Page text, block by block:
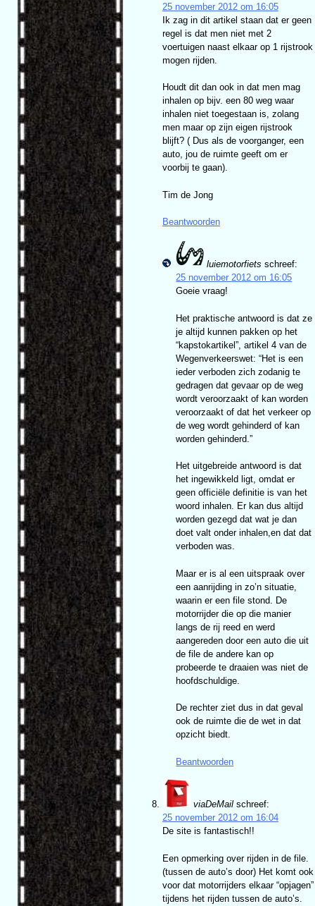
25 november 2012 om 16:05
Ik zag in dit artikel staan dat er geen
regel is dat men niet met 2
voertuigen naast elkaar op 1 rijstrook
mogen rijden.
Houdt dit dan ook in dat men mag
inhalen op bijv. een 80 weg waar
inhalen niet toegestaan is, zolang
men maar op zijn eigen rijstrook
blijft? ( Dus als de voorganger, een
auto, jou de ruimte geeft om er
voorbij te gaan).
Tim de Jong
Beantwoorden
luiemotorfiets schreef:
25 november 2012 om 16:05
Goeie vraag!
Het praktische antwoord is dat ze
je altijd kunnen pakken op het
“kapstokartikel”, artikel 4 van de
Wegenverkeerswet: “Het is een
ieder verboden zich zodanig te
gedragen dat gevaar op de weg
wordt veroorzaakt of kan worden
veroorzaakt of dat het verkeer op
de weg wordt gehinderd of kan
worden gehinderd.”
Het uitgebreide antwoord is dat
het ingewikkeld ligt, omdat er
geen officiële definitie is van het
woord inhalen. Er kan dus altijd
worden gezegd dat wat je dan
doet valt onder inhalen,en dat dat
verboden was.
Maar er is al een uitspraak over
een aanrijding in zo’n situatie,
waarin er een file stond. De
motorrijder die op die manier
langs de rij reed en werd
aangereden door een auto die uit
de file de andere kan op
probeerde te draaien was niet de
hoofdschuldige.
De rechter ziet dus in dat geval
ook de ruimte die de wet in dat
opzicht biedt.
Beantwoorden
viaDeMail schreef:
25 november 2012 om 16:04
De site is fantastisch!!
Een opmerking over rijden in de file.
(tussen de auto’s door) Het komt ook
voor dat motorrijders elkaar “opjagen”
tijdens het rijden tussen de auto’s.